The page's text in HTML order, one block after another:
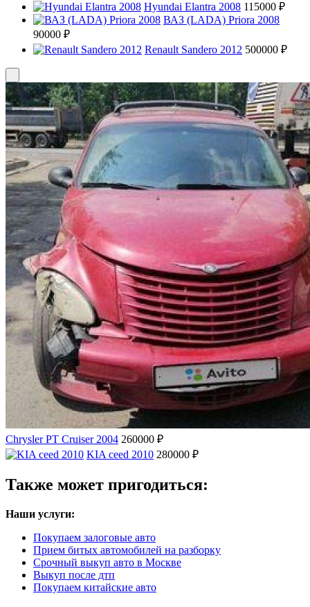
Hyundai Elantra 2008 115000 ₽
ВАЗ (LADA) Priora 2008
90000 ₽
Renault Sandero 2012 500000 ₽
Chrysler PT Cruiser 2004 260000 ₽
KIA ceed 2010 280000 ₽
Также может пригодиться:
Наши услуги:
Покупаем залоговые авто
Прием битых автомобилей на разборку
Срочный выкуп авто в Москве
Выкуп после дтп
Покупаем китайские авто